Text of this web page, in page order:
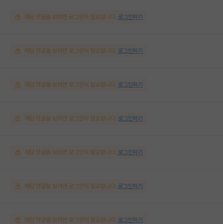
해당 댓글을 보려면 로그인이 필요합니다. 로그인하기
해당 댓글을 보려면 로그인이 필요합니다. 로그인하기
해당 댓글을 보려면 로그인이 필요합니다. 로그인하기
해당 댓글을 보려면 로그인이 필요합니다. 로그인하기
해당 댓글을 보려면 로그인이 필요합니다. 로그인하기
해당 댓글을 보려면 로그인이 필요합니다. 로그인하기
해당 댓글을 보려면 로그인이 필요합니다. 로그인하기